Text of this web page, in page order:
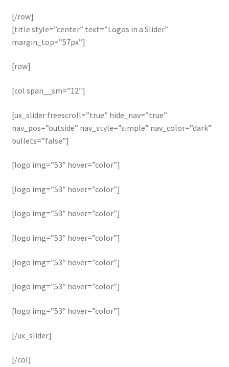
[/row]
[title style=”center” text=”Logos in a Slider”
margin_top=”57px”]
[row]
[col span__sm=”12″]
[ux_slider freescroll=”true” hide_nav=”true”
nav_pos=”outside” nav_style=”simple” nav_color=”dark”
bullets=”false”]
[logo img=”53″ hover=”color”]
[logo img=”53″ hover=”color”]
[logo img=”53″ hover=”color”]
[logo img=”53″ hover=”color”]
[logo img=”53″ hover=”color”]
[logo img=”53″ hover=”color”]
[logo img=”53″ hover=”color”]
[/ux_slider]
[/col]